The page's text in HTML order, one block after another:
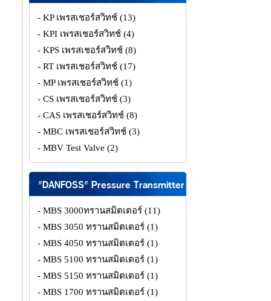
- KP เพรสเชอร์สวิทช์ (13)
- KPI เพรสเชอร์สวิทช์ (4)
- KPS เพรสเชอร์สวิทช์ (8)
- RT เพรสเชอร์สวิทช์ (17)
- MP เพรสเชอร์สวิทช์ (1)
- CS เพรสเชอร์สวิทช์ (3)
- CAS เพรสเชอร์สวิทช์ (8)
- MBC เพรสเชอร์สวิทช์ (3)
- MBV Test Valve (2)
"DANFOSS" Pressure Transmitter
- MBS 3000ทรานสมิตเตอร์ (11)
- MBS 3050 ทรานสมิตเตอร์ (1)
- MBS 4050 ทรานสมิตเตอร์ (1)
- MBS 5100 ทรานสมิตเตอร์ (1)
- MBS 5150 ทรานสมิตเตอร์ (1)
- MBS 1700 ทรานสมิตเตอร์ (1)